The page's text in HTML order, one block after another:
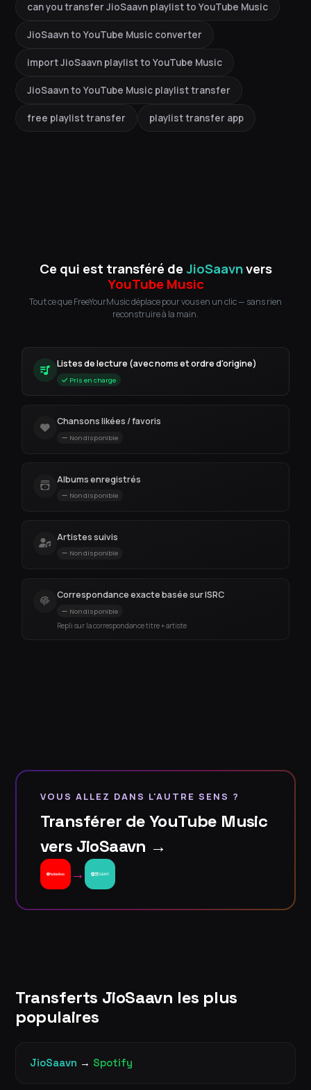
can you transfer JioSaavn playlist to YouTube Music
JioSaavn to YouTube Music converter
import JioSaavn playlist to YouTube Music
JioSaavn to YouTube Music playlist transfer
free playlist transfer playlist transfer app
Ce qui est transféré deJioSaavnvers
YouTube Music
Tout ce que FreeYourMusic déplace pour vous en un clic — sans rien
reconstruire à la main.
Listes de lecture (avec noms et ordre d'origine)
Pris en charge
Chansons likées / favoris
Non disponible
Albums enregistrés
Non disponible
Artistes suivis
Non disponible
Correspondance exacte basée sur ISRC
Non disponible
Repli sur la correspondance titre + artiste
VOUS ALLEZ DANS L'AUTRE SENS ?
Transférer de YouTube Music
vers JioSaavn →
→
Transferts JioSaavn les plus
populaires
JioSaavn → Spotify